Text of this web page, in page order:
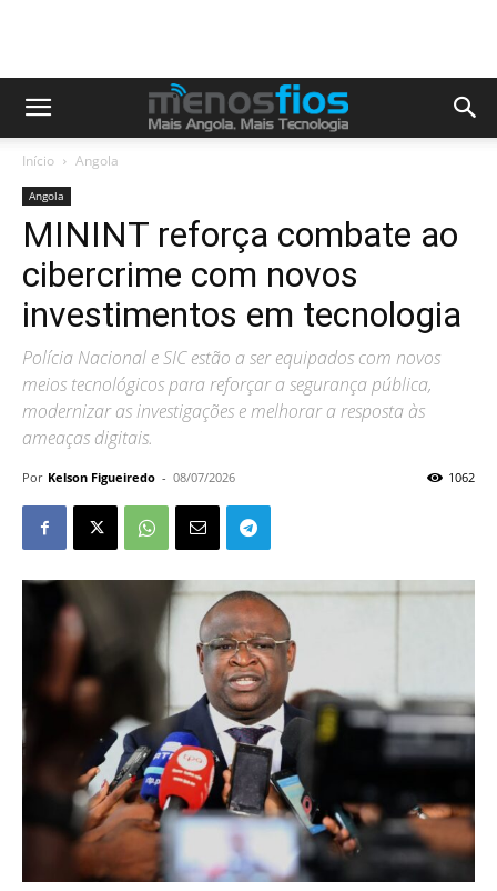
Início Angola
Angola
MININT reforça combate ao
cibercrime com novos
investimentos em tecnologia
Polícia Nacional e SIC estão a ser equipados com novos
meios tecnológicos para reforçar a segurança pública,
modernizar as investigações e melhorar a resposta às
ameaças digitais.
Por Kelson Figueiredo - 08/07/2026 1062